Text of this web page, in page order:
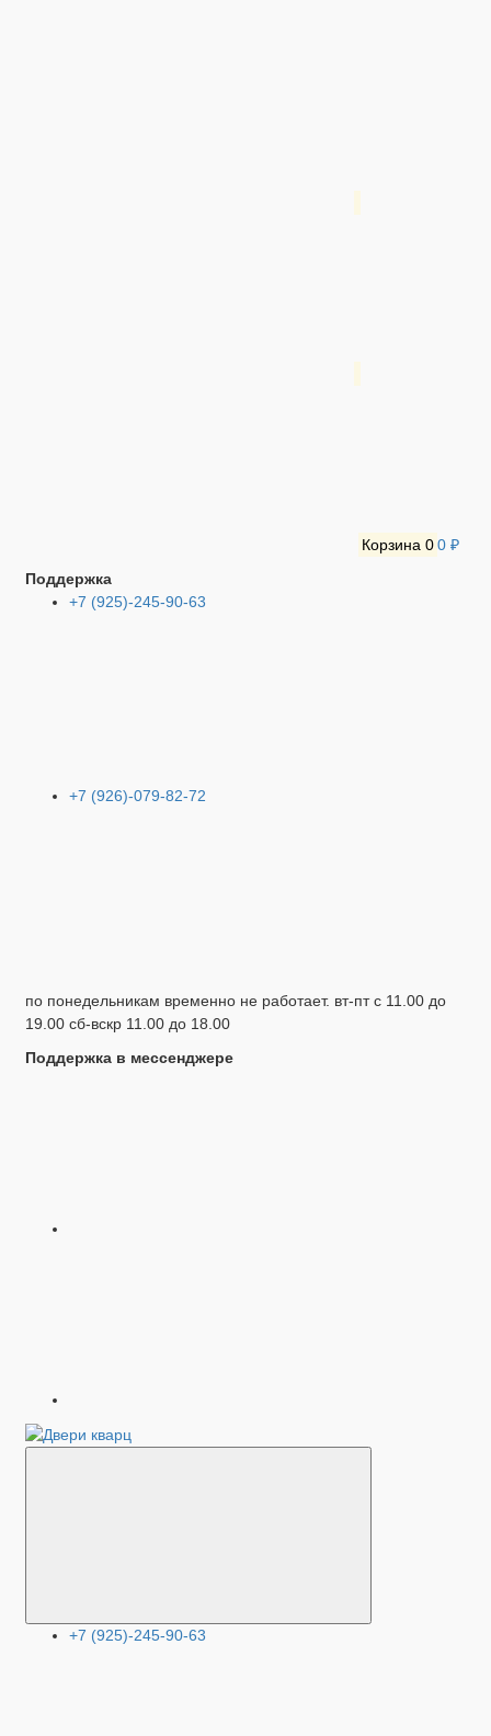
Корзина 00 ₽
Поддержка
+7 (925)-245-90-63
+7 (926)-079-82-72
по понедельникам временно не работает. вт-пт с 11.00 до
19.00 сб-вскр 11.00 до 18.00
Поддержка в мессенджере
+7 (925)-245-90-63